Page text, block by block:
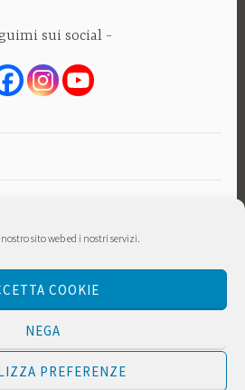
sito web ed i nostri servizi.
COOKIE
NEGA
PREFERENZE
sui social